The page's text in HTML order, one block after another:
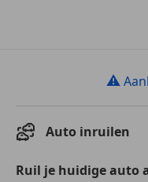
⚠
Auto inruilen
Ruil je huidige auto